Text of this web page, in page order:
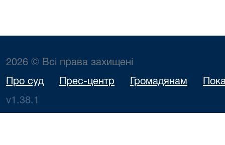
2026 © Всі права захищені
Про суд Прес-центр Громадянам
v1.38.1